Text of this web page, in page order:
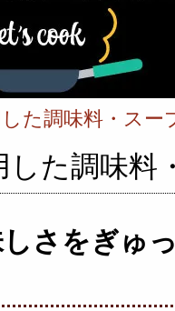
た調味料・スー
した調味料
さをぎゅ